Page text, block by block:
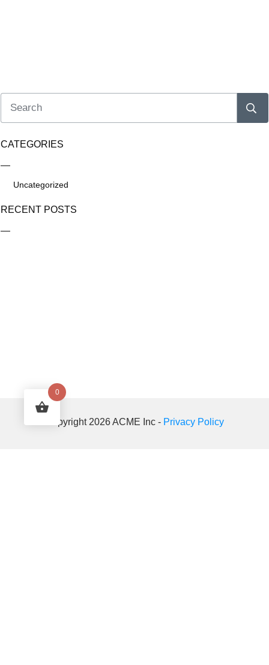
CATEGORIES
Uncategorized
RECENT POSTS
Copyright 2026 ACME Inc - Privacy Policy
0